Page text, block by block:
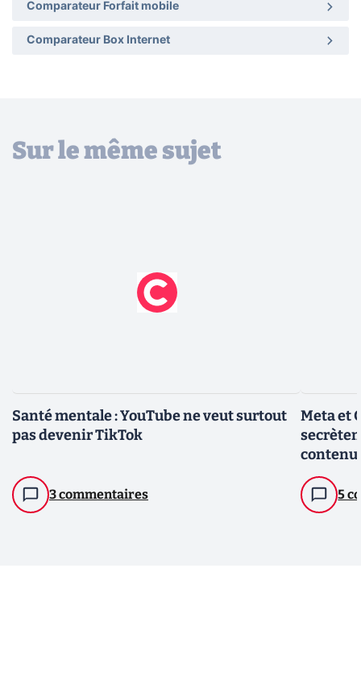
Comparateur Forfait mobile
Comparateur Box Internet
Sur le même sujet
Santé mentale : YouTube ne veut surtout
pas devenir TikTok
3 commentaires
Meta et
5